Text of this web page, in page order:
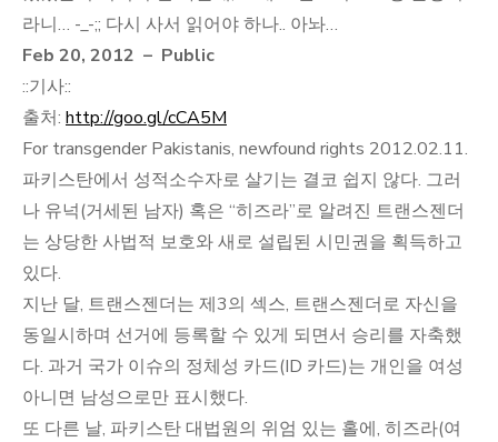
음
라니… -_-;; 다시 사서 읽어야 하나.. 아놔…
Feb 20, 2012 – Public
::기사::
출처: http://goo.gl/cCA5M
For transgender Pakistanis, newfound rights 2012.02.11.
파키스탄에서 성적소수자로 살기는 결코 쉽지 않다. 그러
나 유넉(거세된 남자) 혹은 “히즈라”로 알려진 트랜스젠더
는 상당한 사법적 보호와 새로 설립된 시민권을 획득하고
있다.
지난 달, 트랜스젠더는 제3의 섹스, 트랜스젠더로 자신을
동일시하며 선거에 등록할 수 있게 되면서 승리를 자축했
다. 과거 국가 이슈의 정체성 카드(ID 카드)는 개인을 여성
아니면 남성으로만 표시했다.
또 다른 날, 파키스탄 대법원의 위엄 있는 홀에, 히즈라(여